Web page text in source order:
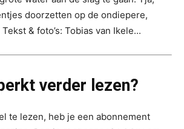
doorzetten op de ondiepere,
& foto’s: Tobias van Ikele...
verder lezen?
te lezen, heb je een abonnement